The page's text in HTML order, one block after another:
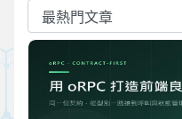
最熱門文章